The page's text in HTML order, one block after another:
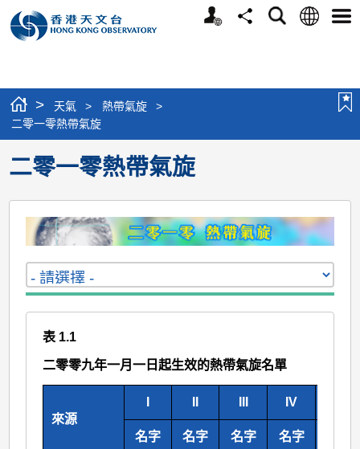
個
分
搜
語
選
> 天氣 > 熱帶氣旋
>
二零一零熱帶氣旋
二零一零熱帶氣旋
表 1.1
二零零九年一月一日起生效的熱帶氣旋名單
來源
IV
名字 名字 名字 名字